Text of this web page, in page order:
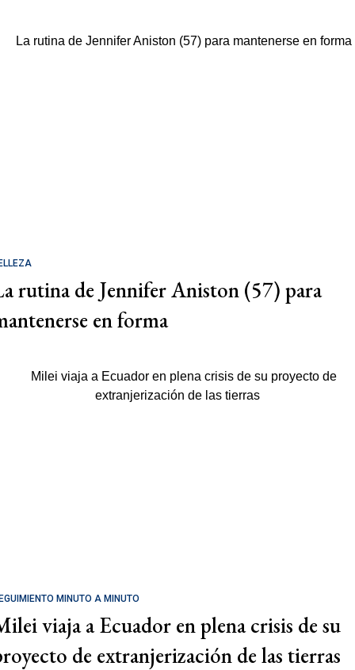
rutina de Jennifer Aniston (57) para
en forma
MINUTO A MINUTO
viaja a Ecuador en plena crisis de su
de extranjerización de las tierras